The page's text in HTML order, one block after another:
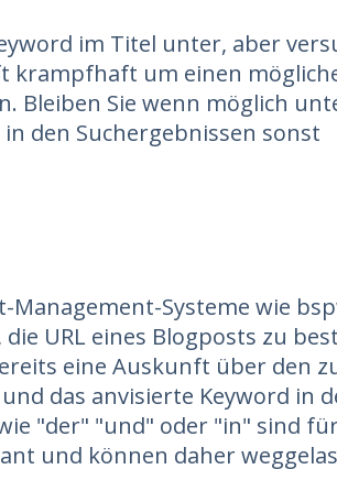
im Titel unter, aber
krampfhaft um einen
Bleiben Sie wenn möglich
den Suchergebnissen sonst
Management-Systeme wie
URL eines Blogposts zu
eine Auskunft über den
das anvisierte Keyword in
"der" "und" oder "in" sind
und können daher